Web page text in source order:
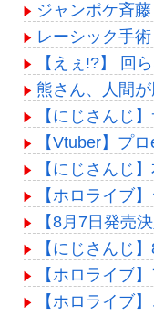
ジャンポケ斉
レーシック手
【えぇ!?】 回
熊さん、人間
【にじさんじ
【Vtuber】プ
【にじさんじ
【ホロライブ
【8月7日発売
【にじさんじ
【ホロライブ
【ホロライブ